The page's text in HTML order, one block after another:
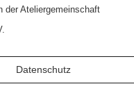
der Ateliergemeinschaft
Datenschutz